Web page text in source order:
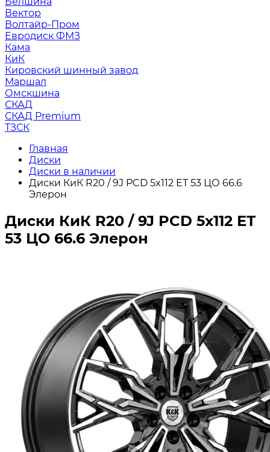
Вектор
Волтайр-Пром
Евродиск ФМЗ
Кама
КиК
Кировский шинный завод
Маршал
Омскшина
СКАД
СКАД Premium
ТЗСК
Главная
Диски
Диски в наличии
Диски КиК R20 / 9J PCD 5x112 ЕТ 53 ЦО 66.6
Элерон
Диски КиК R20 / 9J PCD 5x112 ЕТ
53 ЦО 66.6 Элерон